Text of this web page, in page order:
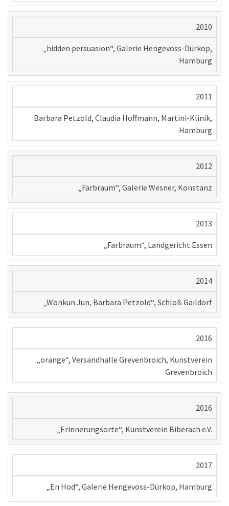
2010
„hidden persuasion“, Galerie Hengevoss-Dürkop,
Hamburg
2011
Barbara Petzold, Claudia Hoffmann, Martini-Klinik,
Hamburg
2012
„Farbraum“, Galerie Wesner, Konstanz
2013
„Farbraum“, Landgericht Essen
2014
„Wonkun Jun, Barbara Petzold“, Schloß Gaildorf
2016
„orange“, Versandhalle Grevenbroich, Kunstverein
Grevenbroich
2016
„Erinnerungsorte“, Kunstverein Biberach e.V.
2017
„En Hod“, Galerie Hengevoss-Dürkop, Hamburg